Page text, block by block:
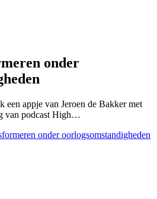
onder
een appje van Jeroen de Bakker met
van podcast High…
onder oorlogsomstandigheden